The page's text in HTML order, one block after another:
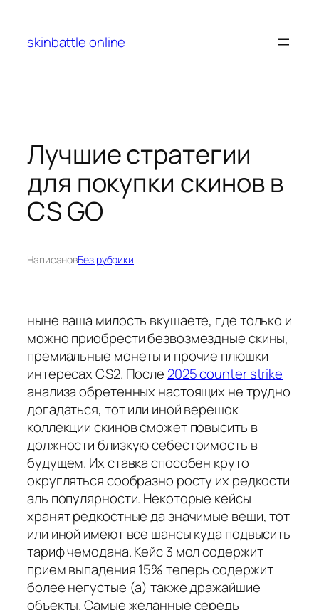
содержимому
skinbattle online
Лучшие стратегии
для покупки скинов в
CS GO
НаписановБез рубрики
ныне ваша милость вкушаете, где только и
можно приобрести безвозмездные скины,
премиальные монеты и прочие плюшки
интересах CS2. После 2025 counter strike
анализа обретенных настоящих не трудно
догадаться, тот или иной верешок
коллекции скинов сможет повысить в
должности близкую себестоимость в
будущем. Их ставка способен круто
округляться сообразно росту их редкости
аль популярности. Некоторые кейсы
хранят редкостные да значимые вещи, тот
или иной имеют все шансы куда подвысить
тариф чемодана. Кейс 3 мол содержит
прием выпадения 15% теперь содержит
более негустые (а) также дражайшие
объекты. Самые желанные середь